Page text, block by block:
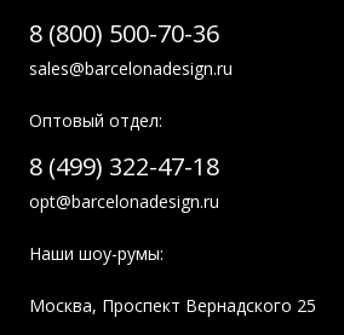
8 (800) 500-70-36
sales@barcelonadesign.ru
Оптовый отдел:
8 (499) 322-47-18
opt@barcelonadesign.ru
Наши шоу-румы:
Москва, Проспект Вернадского 25